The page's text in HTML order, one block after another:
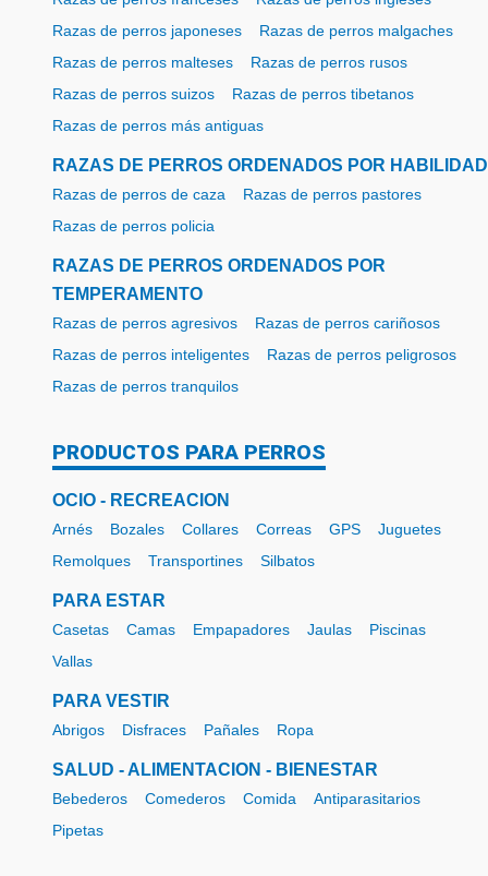
Razas de perros japoneses
Razas de perros malgaches
Razas de perros malteses
Razas de perros rusos
Razas de perros suizos
Razas de perros tibetanos
Razas de perros más antiguas
RAZAS DE PERROS ORDENADOS POR HABILIDAD
Razas de perros de caza
Razas de perros pastores
Razas de perros policia
RAZAS DE PERROS ORDENADOS POR
TEMPERAMENTO
Razas de perros agresivos
Razas de perros cariñosos
Razas de perros inteligentes
Razas de perros peligrosos
Razas de perros tranquilos
PRODUCTOS PARA PERROS
OCIO - RECREACION
Arnés Bozales Collares Correas GPS
Juguetes
Remolques
Transportines Silbatos
PARA ESTAR
Casetas Camas Empapadores Jaulas
Piscinas
Vallas
PARA VESTIR
Abrigos Disfraces Pañales Ropa
SALUD - ALIMENTACION - BIENESTAR
Bebederos Comederos Comida
Antiparasitarios
Pipetas